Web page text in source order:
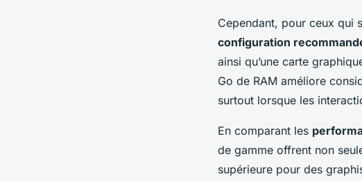
Cependant, pour ceux qui
configuration
ainsi qu’une carte
Go de RAM améliore
surtout lorsque les
En comparant les
de gamme offrent non
supérieure pour des